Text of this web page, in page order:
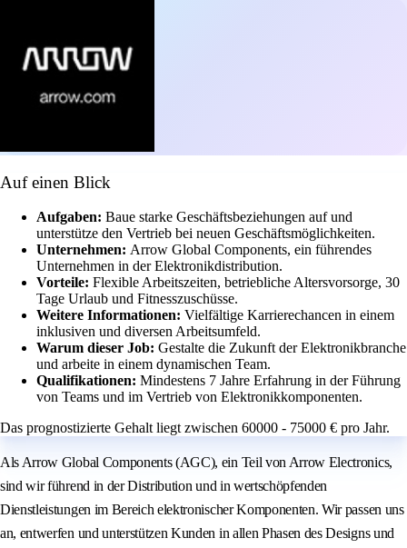
Auf einen Blick
Aufgaben: Baue starke Geschäftsbeziehungen auf und
unterstütze den Vertrieb bei neuen Geschäftsmöglichkeiten.
Unternehmen: Arrow Global Components, ein führendes
Unternehmen in der Elektronikdistribution.
Vorteile: Flexible Arbeitszeiten, betriebliche Altersvorsorge, 30
Tage Urlaub und Fitnesszuschüsse.
Weitere Informationen: Vielfältige Karrierechancen in einem
inklusiven und diversen Arbeitsumfeld.
Warum dieser Job: Gestalte die Zukunft der Elektronikbranche
und arbeite in einem dynamischen Team.
Qualifikationen: Mindestens 7 Jahre Erfahrung in der Führung
von Teams und im Vertrieb von Elektronikkomponenten.
Das prognostizierte Gehalt liegt zwischen 60000 - 75000 € pro Jahr.
Als Arrow Global Components (AGC), ein Teil von Arrow Electronics,
sind wir führend in der Distribution und in wertschöpfenden
Dienstleistungen im Bereich elektronischer Komponenten. Wir passen uns
an, entwerfen und unterstützen Kunden in allen Phasen des Designs und